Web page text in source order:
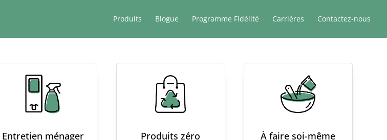
Produits Blogue Programme Fidélité Carrières Contactez-nous
Entretien ménager
Produits zéro
À faire soi-même